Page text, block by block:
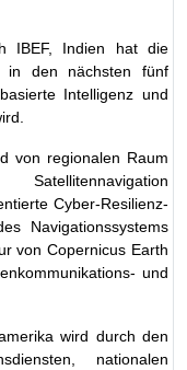
IBEF, Indien hat die
in den nächsten fünf
Intelligenz und
von regionalen Raum
Cyber-Resilienz-
Navigationssystems
von Copernicus Earth
und
wird durch den
nationalen